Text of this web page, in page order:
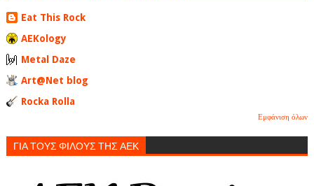
Eat This Rock
AEKology
Metal Daze
Art@Net blog
Rocka Rolla
Εμφάνιση όλων
ΓΙΑ ΤΟΥΣ ΦΙΛΟΥΣ ΤΗΣ ΑΕΚ